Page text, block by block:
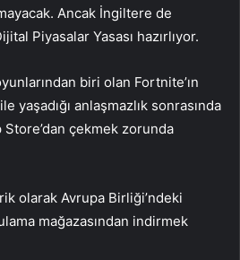
Ancak İngiltere de
Piyasalar Yasası hazırlıyor.
biri olan Fortnite’ın
yaşadığı anlaşmazlık sonrasında
Store’dan çekmek zorunda
olarak Avrupa Birliği’ndeki
mağazasından indirmek